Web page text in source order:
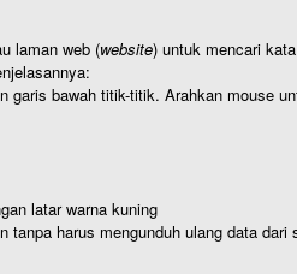
laman web (website) untuk mencari
bawah titik-titik. Arahkan mouse
latar warna kuning
harus mengunduh ulang data dari